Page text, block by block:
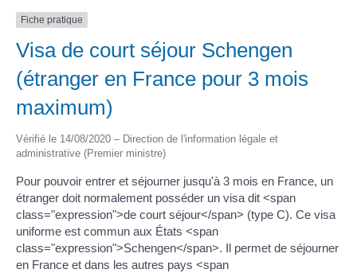
Fiche pratique
Visa de court séjour Schengen
(étranger en France pour 3 mois
maximum)
Vérifié le 14/08/2020 – Direction de l'information légale et
administrative (Premier ministre)
Pour pouvoir entrer et séjourner jusqu'à 3 mois en France, un
étranger doit normalement posséder un visa dit <span
class="expression">de court séjour</span> (type C). Ce visa
uniforme est commun aux États <span
class="expression">Schengen</span>. Il permet de séjourner
en France et dans les autres pays <span